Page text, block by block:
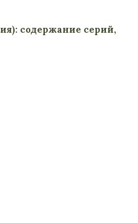
содержание серий,